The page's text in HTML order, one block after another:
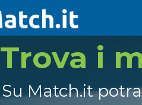
Trova i
Su Match.it